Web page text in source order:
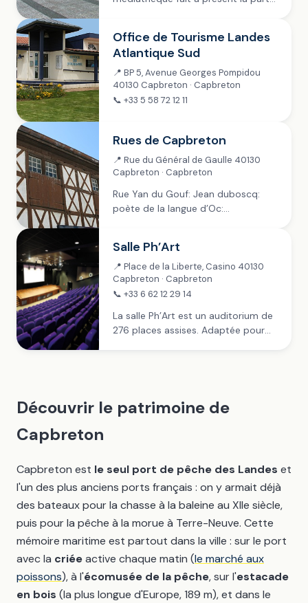
la lecture des journaux et des
magazines...
Office de Tourisme Landes
Atlantique Sud
📍 BP 5, Avenue Georges Pompidou
40130 Capbreton · Capbreton
📞 +33 5 58 72 12 11
Rues de Capbreton
📍 Rue du Général de Gaulle 40130
Capbreton · Capbreton
Rue Yan du Gouf: Jean duboscq:
poète de la langue d’Oc:
Salle Ph’Art
📍 Place de la Liberte, Casino 40130
Capbreton · Capbreton
📞 +33 6 62 12 29 14
La salle Ph’Art est un auditorium de
276 places assises. Adaptée pour
acoustique et...
Découvrir le patrimoine de
Capbreton
Capbreton est le seul port de pêche des Landes et
l'un des plus anciens ports français : on y armait déjà
des bateaux pour la chasse à la baleine au XIIe siècle,
puis pour la pêche à la morue à Terre-Neuve. Cette
mémoire maritime est partout dans la ville : sur le port
avec la criéeactive chaque matin (le marché aux
poissons), à l'écomusée de la pêche, sur l'estacade
en bois (la plus longue d'Europe, 189 m), et dans le